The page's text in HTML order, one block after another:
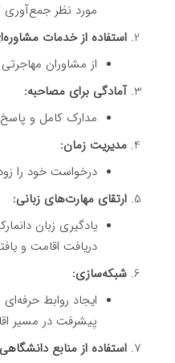
مورد نظر جمع‌آوری
استفاده از خدمات
از مشاوران
آمادگی برای مصاحبه:
مدارک کامل و
مدیریت زمان:
درخواست خود را
ارتقای مهارت‌های زبانی:
یادگیری زبان
دریافت اقامت و
شبکه‌سازی:
ایجاد روابط
پیشرفت در مسیر
استفاده از منابع